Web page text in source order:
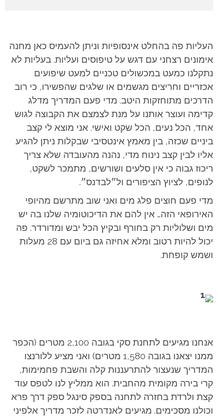
העליות פה בהחלט אינסופיות וניתן להעמיס כאן מחנה
אימונים רצחני עם דגש על טיפוסים ועליות. בעליות לא
נתקלנו כמעט במכשולים טכניים למעט שיפועים
אכזריים וחריצים מגשמים או שלגים שהפשירו, כי רוב
הדרכים מתוחזקות היטב. מדי פעם המדריך מדלג
קדימה ועוצר אותנו על מנת לצמצם את הקבוצה לגוש
אחד, הכל נעים, הכל שקט ואישי. אני מוצא לי קצב
ביניים שכזה, בין מאמץ אינטסיבי שבקלות ניתן להגיע
אליו לבין קצב נינוח מדי, נהנה מהעובדה שלא צריך
ריכוז גבוה כי אין סלעים ושורשים, מתמכר לשקט,
לנופים, לציוץ הציפורים ול״לבדנס״.
מדי פעם חוצים פלג מים ואני שוב מתרשם מהיופי
האירופאי הזה… אין להם את הדיכוטומיה שלנו בה יש
מים ושלוליות רק בחורף ובקיץ הכל יבש ומדורדר. פה
יכול להיות רטוב ומלא אחיזה גם ביום עם 28 מעלות
ושמש קופחת.
אנחנו מגיעים לתחנת סקי בגובה 2,100 מטרים (הכפר
ממנו יצאנו בגובה 1,580 מטרים) ואני מציע ללורנצו
המדריך שנעצור להתרעננות קלה והשבת פחמימות,
קרי בירה מקומית מהחבית. הוא ממליץ לנו לטפס עוד
קצת ולרדת בחזרה לתחנה בספק סינגל ספק דרך פרא
וכולנו מסכימים. מגיעים לאנדרטה לזכר מדריך אלפיני